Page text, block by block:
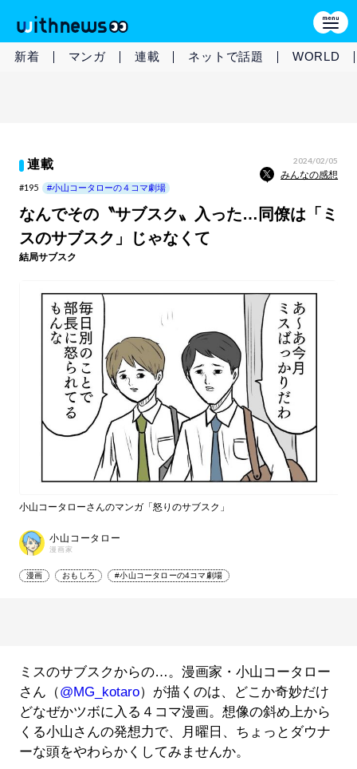
新着 マンガ 連載 ネットで話題 WORLD
連載 2024/02/05
みんなの感想
#195 #小山コータローの４コマ劇場
なんでその〝サブスク〟入った…同僚は「ミ
スのサブスク」じゃなくて
結局サブスク
小山コータローさんのマンガ「怒りのサブスク」
小山コータロー
漫画家
漫画 おもしろ #小山コータローの4コマ劇場
ミスのサブスクからの…。漫画家・小山コータロー
さん（@MG_kotaro）が描くのは、どこか奇妙だけ
どなぜかツボに入る４コマ漫画。想像の斜め上から
くる小山さんの発想力で、月曜日、ちょっとダウナ
ーな頭をやわらかくしてみませんか。